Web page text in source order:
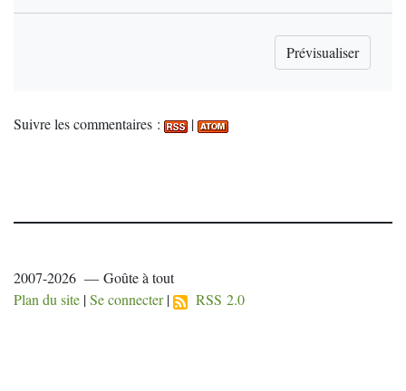
Suivre les commentaires : |
2007-2026 — Goûte à tout
Plan du site |Se connecter| RSS 2.0